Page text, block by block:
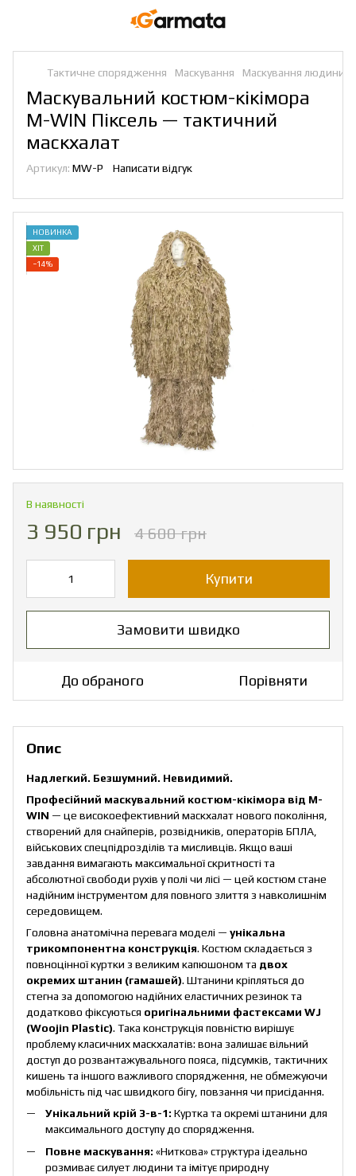
Тактичне спорядження Маскування Маскування людини
Маскувальний костюм-кікімора
M-WIN Піксель — тактичний
маскхалат
Артикул: MW-P Написати відгук
НОВИНКА
ХІТ
−14%
В наявності
3 950 грн 4 600 грн
Купити
Замовити швидко
До обраного Порівняти
Опис
Надлегкий. Безшумний. Невидимий.
Професійний маскувальний костюм-кікімора від M-
WIN — це високоефективний маскхалат нового покоління,
створений для снайперів, розвідників, операторів БПЛА,
військових спецпідрозділів та мисливців. Якщо ваші
завдання вимагають максимальної скритності та
абсолютної свободи рухів у полі чи лісі — цей костюм стане
надійним інструментом для повного злиття з навколишнім
середовищем.
Головна анатомічна перевага моделі — унікальна
трикомпонентна конструкція. Костюм складається з
повноцінної куртки з великим капюшоном та двох
окремих штанин (гамашей). Штанини кріпляться до
стегна за допомогою надійних еластичних резинок та
додатково фіксуються оригінальними фастексами WJ
(Woojin Plastic). Така конструкція повністю вирішує
проблему класичних маскхалатів: вона залишає вільний
доступ до розвантажувального пояса, підсумків, тактичних
кишень та іншого важливого спорядження, не обмежуючи
мобільність під час швидкого бігу, повзання чи присідання.
Унікальний крій 3-в-1: Куртка та окремі штанини для
максимального доступу до спорядження.
Повне маскування: «Ниткова» структура ідеально
розмиває силует людини та імітує природну